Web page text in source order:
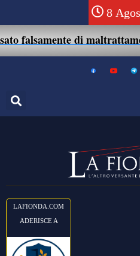
8
di maltrattamenti a
LAFIONDA.COM
ADERISCE A